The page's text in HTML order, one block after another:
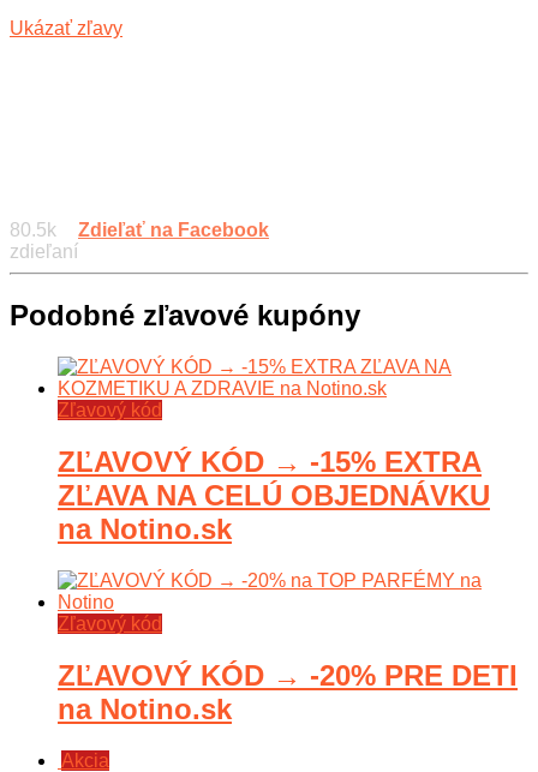
Ukázať zľavy
80.5k
zdieľaní
Zdieľať na Facebook
Podobné zľavové kupóny
Zľavový kód
ZĽAVOVÝ KÓD → -15% EXTRA
ZĽAVA NA CELÚ OBJEDNÁVKU
na Notino.sk
Zľavový kód
ZĽAVOVÝ KÓD → -20% PRE DETI
na Notino.sk
Akcia